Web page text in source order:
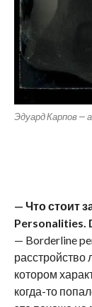
Эдуард Карпов —
— Что стоит
Personalities.
— Borderline
расстройство
котором
когда-то